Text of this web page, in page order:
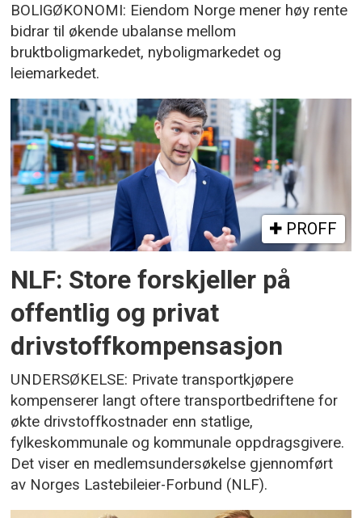
BOLIGØKONOMI: Eiendom Norge mener høy rente
bidrar til økende ubalanse mellom
bruktboligmarkedet, nyboligmarkedet og
leiemarkedet.
PROFF
NLF: Store forskjeller på
offentlig og privat
drivstoffkompensasjon
UNDERSØKELSE: Private transportkjøpere
kompenserer langt oftere transportbedriftene for
økte drivstoffkostnader enn statlige,
fylkeskommunale og kommunale oppdragsgivere.
Det viser en medlemsundersøkelse gjennomført
av Norges Lastebileier-Forbund (NLF).